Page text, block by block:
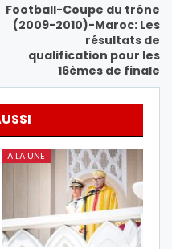
Football-Coupe du trône
(2009-2010)-Maroc: Les
résultats de
qualification pour les
16èmes de finale
A LA UNE